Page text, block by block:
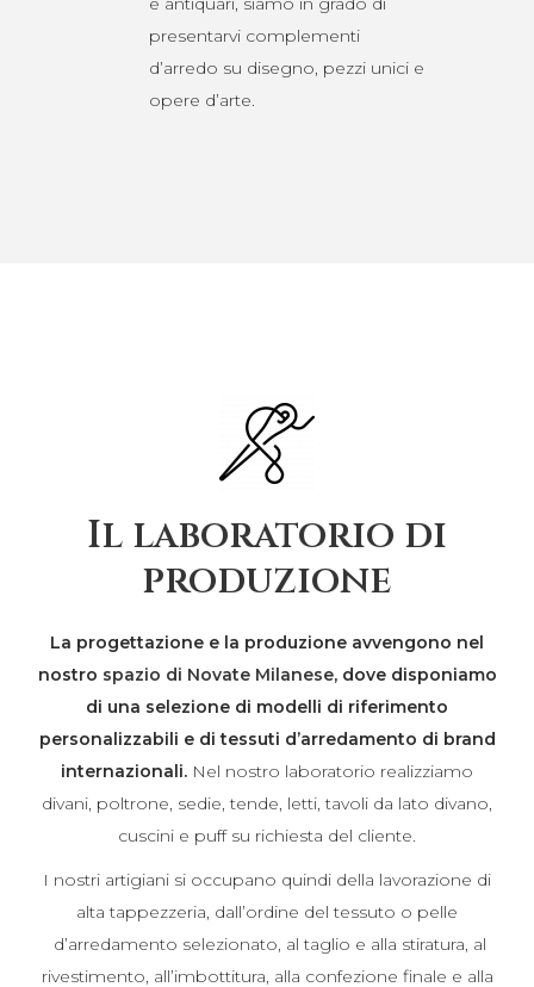
presentarvi complementi
d’arredo su disegno, pezzi unici e
opere d’arte.
Il laboratorio di
produzione
La progettazione e la produzione avvengono nel
nostro spazio di Novate Milanese, dove disponiamo
di una selezione di modelli di riferimento
personalizzabili e di tessuti d’arredamento di brand
internazionali. Nel nostro laboratorio realizziamo
divani, poltrone, sedie, tende, letti, tavoli da lato divano,
cuscini e puff su richiesta del cliente.
I nostri artigiani si occupano quindi della lavorazione di
alta tappezzeria, dall’ordine del tessuto o pelle
d’arredamento selezionato, al taglio e alla stiratura, al
rivestimento, all’imbottitura, alla confezione finale e alla